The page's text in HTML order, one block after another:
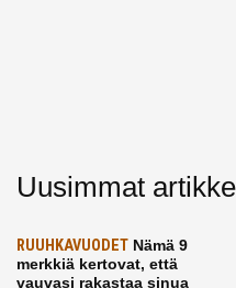
Uusimmat
RUUHKAVUODET Nämä 9
merkkiä kertovat, että
vauvasi rakastaa sinua